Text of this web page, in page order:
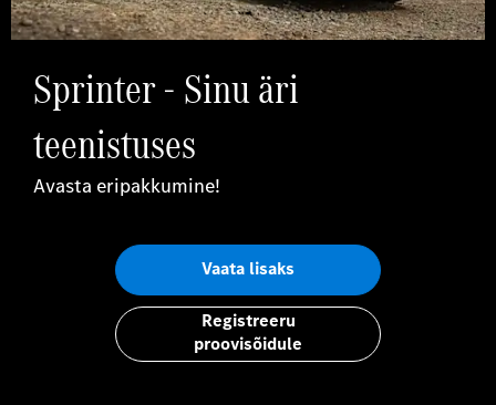
Sprinter - Sinu äri
teenistuses
Avasta eripakkumine!
Vaata lisaks
Registreeru
proovisõidule